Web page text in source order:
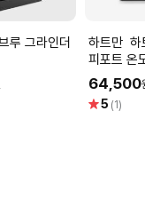
하트만 하트만 드립 전기 커
피포트 온
미니 티포
64,500
별5 (1)